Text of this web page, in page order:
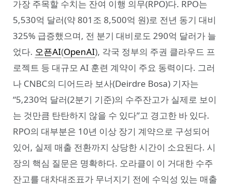
가장 주목할 수치는 잔여 이행 의무(RPO)다. RPO는
5,530억 달러(약 801조 8,500억 원)로 전년 동기 대비
325% 급증했으며, 전 분기 대비로도 290억 달러가 늘
었다. 오픈AI(OpenAI), 각국 정부의 주권 클라우드 프
로젝트 등 대규모 AI 훈련 계약이 주요 동력이다. 그러
나 CNBC의 디어드라 보사(Deirdre Bosa) 기자는
“5,230억 달러(2분기 기준)의 수주잔고가 실제로 보이
는 것만큼 탄탄하지 않을 수 있다”고 경고한 바 있다.
RPO의 대부분은 10년 이상 장기 계약으로 구성되어
있어, 실제 매출 전환까지 상당한 시간이 소요된다. 시
장의 핵심 질문은 명확하다. 오라클이 이 거대한 수주
잔고를 대차대조표가 무너지기 전에 수익성 있는 매출